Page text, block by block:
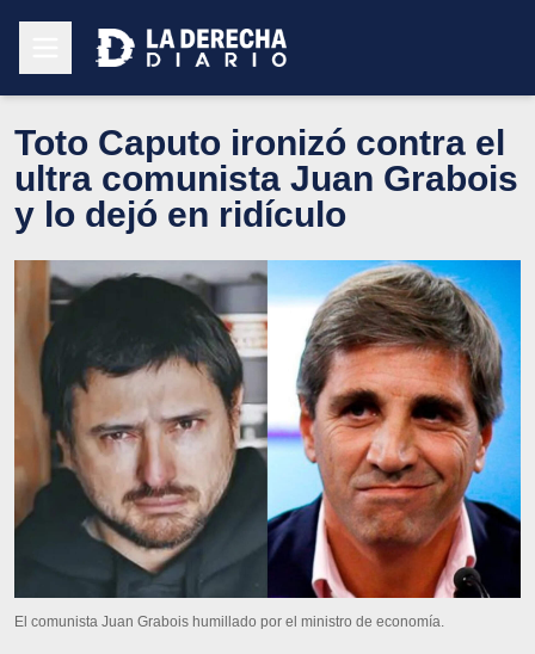
Toto Caputo ironizó contra el
ultra comunista Juan Grabois
y lo dejó en ridículo
El comunista Juan Grabois humillado por el ministro de economía.